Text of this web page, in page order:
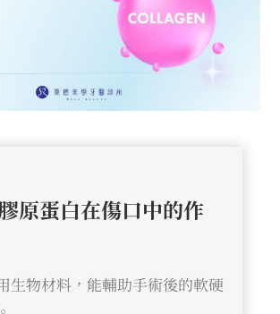
原蛋白在傷口中的作
生物材料，能輔助手術後的軟硬